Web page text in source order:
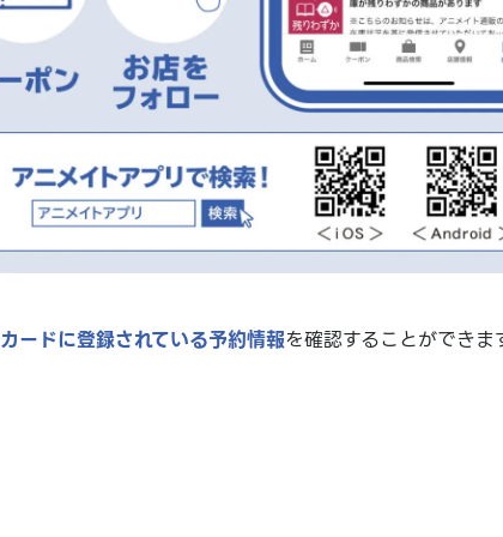
カードに登録されている予約情報を確認することができま